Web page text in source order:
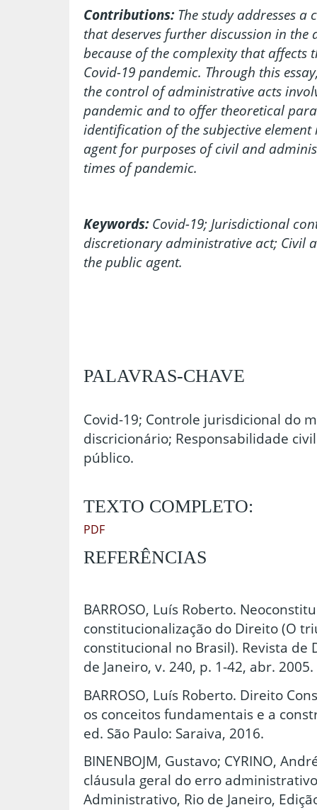
Contributions:The study addresses a
that deserves further discussion in the
because of the complexity that affects
Covid-19 pandemic. Through this
the control of administrative acts
pandemic and to offer theoretical
identification of the subjective
agent for purposes of civil and
times of pandemic.
Keywords:Covid-19; Jurisdictional
discretionary administrative act; Civil
the public agent.
PALAVRAS-CHAVE
Covid-19; Controle jurisdicional do
discricionário; Responsabilidade
público.
TEXTO COMPLETO:
PDF
REFERÊNCIAS
BARROSO, Luís Roberto.
constitucionalização do Direito (O
constitucional no Brasil). Revista
de Janeiro, v. 240, p. 1-42, abr. 2005.
BARROSO, Luís Roberto. Direito
os conceitos fundamentais e a
ed. São Paulo: Saraiva, 2016.
BINENBOJM, Gustavo; CYRINO,
cláusula geral do erro
Administrativo, Rio de Janeiro,